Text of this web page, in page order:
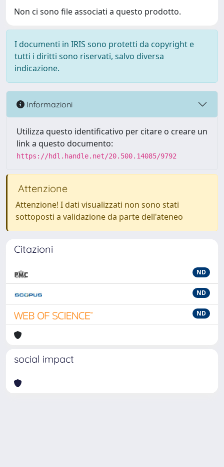
Non ci sono file associati a questo prodotto.
I documenti in IRIS sono protetti da copyright e
tutti i diritti sono riservati, salvo diversa
indicazione.
Informazioni
Utilizza questo identificativo per citare o creare un
link a questo documento:
https://hdl.handle.net/20.500.14085/9792
Attenzione
Attenzione! I dati visualizzati non sono stati
sottoposti a validazione da parte dell'ateneo
Citazioni
ND
ND
ND
social impact